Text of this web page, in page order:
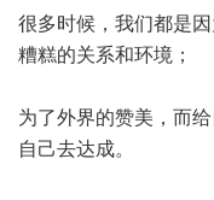
很多时候，我们都是
糟糕的关系和环境；
为了外界的赞美，而
自己去达成。